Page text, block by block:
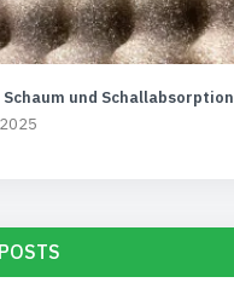
und Schallabsorption